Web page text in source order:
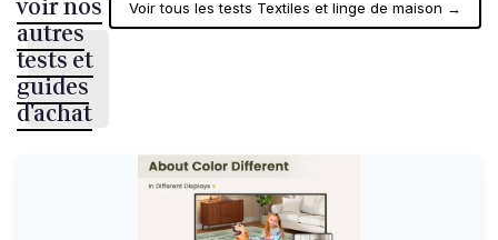
voir nos
autres
tests et
guides
d'achat
Voir tous les tests Textiles et linge de maison →